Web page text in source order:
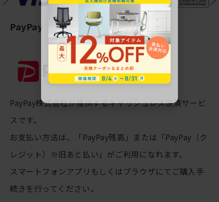
PayPay
PayPay株式会社が提供するキャッシュレス決済サービ
スです。
お支払い方法は、「PayPay残高」または「PayPay（ク
レジット）※旧あと払い」がご利用になれます。
スマートフォンアプリもしくはブラウザにてご購入手
続きを行ってください。